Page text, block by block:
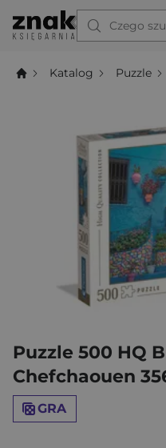
Czego
Katalog Puzzle
Puzzle 500 HQ
Chefchaouen
GRA